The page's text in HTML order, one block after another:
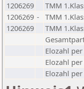
1206269
TMM
1206269 - TMM
1206269
TMM
Elozahl
Elozahl
Elozahl